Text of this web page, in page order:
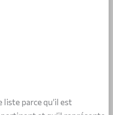
parce qu’il est